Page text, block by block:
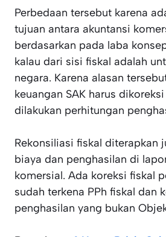
Perbedaan tersebut karena
tujuan antara akuntansi
berdasarkan pada laba
kalau dari sisi fiskal adalah
negara. Karena alasan
keuangan SAK harus
dilakukan perhitungan
Rekonsiliasi fiskal diterapkan
biaya dan penghasilan di
komersial. Ada koreksi fiskal
sudah terkena PPh fiskal dan
penghasilan yang bukan